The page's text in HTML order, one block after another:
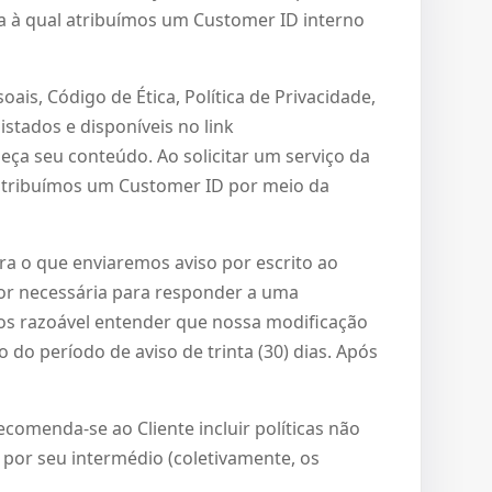
à qual atribuímos um Customer ID interno
Código de Ética, Política de Privacidade,
e disponíveis no link
seu conteúdo. Ao solicitar um serviço da
um Customer ID por meio da
o que enviaremos aviso por escrito ao
necessária para responder a uma
razoável entender que nossa modificação
período de aviso de trinta (30) dias. Após
se ao Cliente incluir políticas não
seu intermédio (coletivamente, os